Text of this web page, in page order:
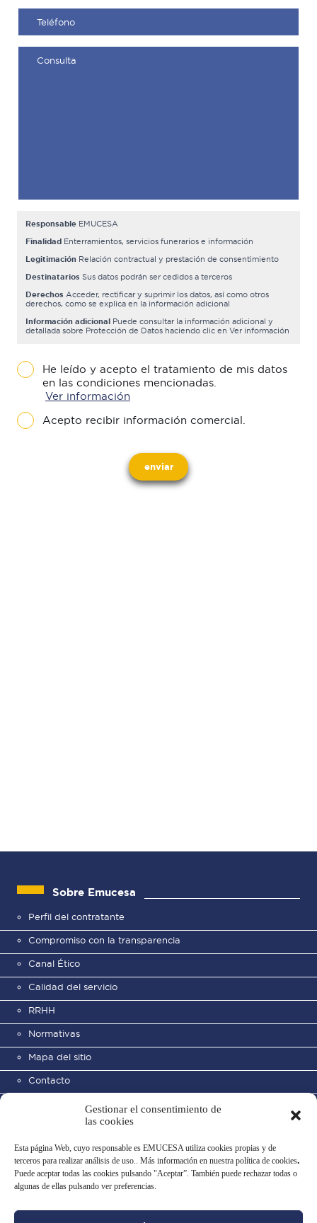
Gestionar el consentimiento de
las cookies
Esta página Web, cuyo responsable es EMUCESA utiliza cookies propias y de
terceros para realizar análisis de uso.. Más información en nuestra política de cookies.
Puede aceptar todas las cookies pulsando "Aceptar”. También puede rechazar todas o
algunas de ellas pulsando ver preferencias.
Responsable EMUCESA
Finalidad Enterramientos, servicios funerarios e información
Legitimación Relación contractual y prestación de consentimiento
Destinatarios Sus datos podrán ser cedidos a terceros
Derechos Acceder, rectificar y suprimir los datos, así como otros
derechos, como se explica en la información adicional
Información adicional
Puede consultar la información adicional y
detallada sobre Protección de Datos haciendo clic en Ver información
He leído y acepto el tratamiento de mis datos
en las condiciones mencionadas.
Ver información
Acepto recibir información comercial.
enviar
Cementerio Municipal de San
José
Sobre Emucesa
Perfil del contratante
Compromiso con la transparencia
Canal Ético
Calidad del servicio
RRHH
Normativas
Mapa del sitio
Contacto